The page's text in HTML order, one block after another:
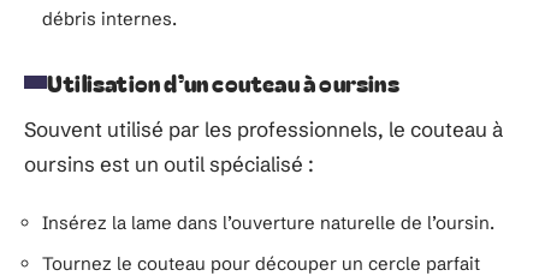
débris internes.
Utilisation d’un couteau à oursins
Souvent utilisé par les professionnels, le couteau à
oursins est un outil spécialisé :
Insérez la lame dans l’ouverture naturelle de l’oursin.
Tournez le couteau pour découper un cercle parfait